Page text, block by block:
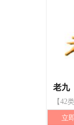
老九
【42
立